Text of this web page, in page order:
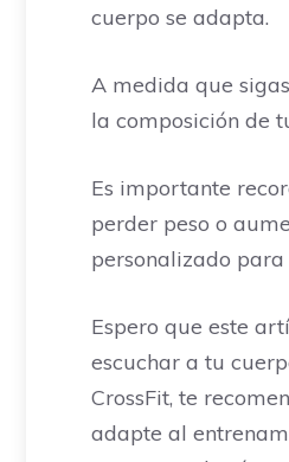
cuerpo se adapta.
A medida que
la composición de
Es importante
perder peso o
personalizado
Espero que este
escuchar a tu
CrossFit, te
adapte al